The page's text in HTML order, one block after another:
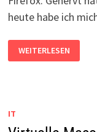
heute habe ich
VSPHERE-
WEB-
CLIENT
WEITERLESEN
IT